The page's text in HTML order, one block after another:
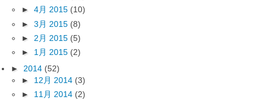
► 4月 2015 (10)
► 3月 2015 (8)
► 2月 2015 (5)
► 1月 2015 (2)
► 2014 (52)
► 12月 2014 (3)
► 11月 2014 (2)